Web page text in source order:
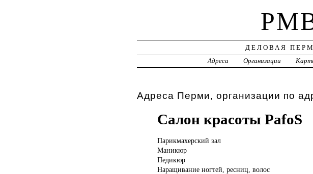
ДЕЛОВАЯ
Адреса
Организации
Адреса Перми, организации по
Салон красоты PafoS
Парикмахерский зал
Маникюр
Педикюр
Наращивание ногтей, ресниц, волос